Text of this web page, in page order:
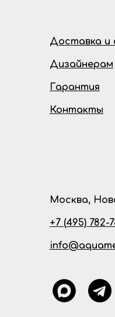
Дизайнерам
Доставка и
Гарантия
Контакты
Москва,
+7 (495) 782-